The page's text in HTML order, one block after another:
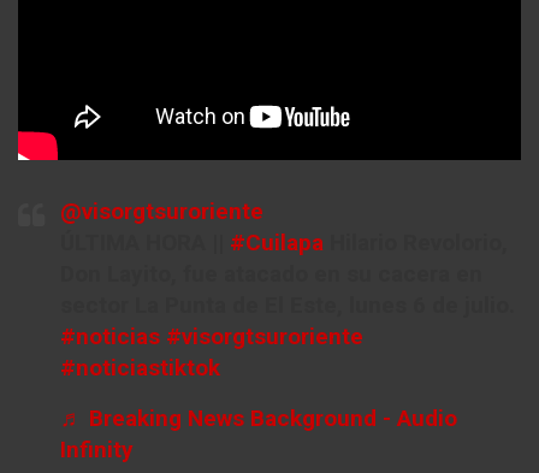
@visorgtsuroriente
#Cuilapa
#noticias #visorgtsuroriente
#noticiastiktok
♬ Breaking News Background - Audio
Infinity